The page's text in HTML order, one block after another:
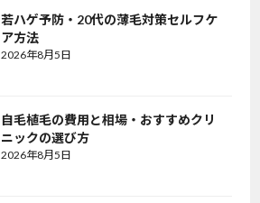
若ハゲ予防・20代の薄毛対策セルフケ
ア方法
2026年8月5日
自毛植毛の費用と相場・おすすめクリ
ニックの選び方
2026年8月5日